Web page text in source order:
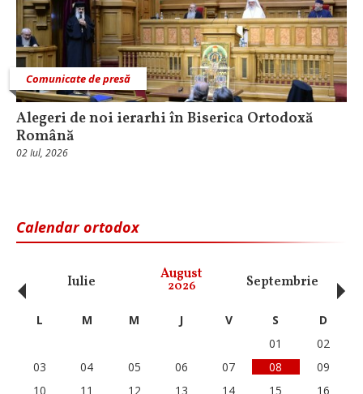
Comunicate de presă
Alegeri de noi ierarhi în Biserica Ortodoxă
Română
02 Iul, 2026
Calendar ortodox
Iulie August
2026 Septembrie
‹ L M M J V S
D
01
02
03
04 05 06 07 08
09
10
11 12 13 14 15
16